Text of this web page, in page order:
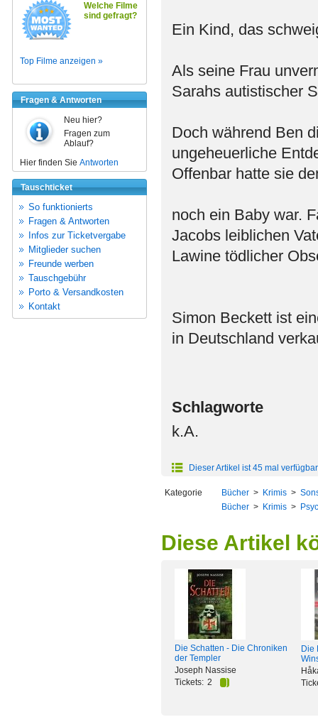
Welche Filme
sind gefragt?
Top Filme anzeigen »
Fragen & Antworten
Neu hier?
Fragen zum
Ablauf?
Hier finden Sie Antworten
Tauschticket
So funktionierts
Fragen & Antworten
Infos zur Ticketvergabe
Mitglieder suchen
Freunde werben
Tauschgebühr
Porto & Versandkosten
Kontakt
Ein Kind, das
Als seine Frau
Sarahs autistischer
Doch während Ben
ungeheuerliche
Offenbar hatte sie
noch ein Baby war.
Jacobs leiblichen
Lawine tödlicher
Simon Beckett ist
in Deutschland
Schlagworte
k.A.
Dieser Artikel ist 45 mal verfügbar
Kategorie Bücher > Krimis >
Bücher > Krimis >
Diese Artikel
Die Schatten - Die Chroniken
der Templer
Joseph Nassise
Tickets: 2
Die